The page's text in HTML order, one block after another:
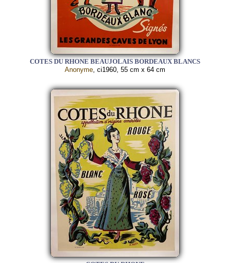
COTES DU RHONE BEAUJOLAIS BORDEAUX BLANCS
Anonyme , ci1960, 55 cm x 64 cm